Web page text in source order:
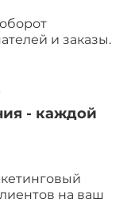
и заказы.
- каждой
на ваш